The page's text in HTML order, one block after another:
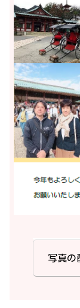
写真の